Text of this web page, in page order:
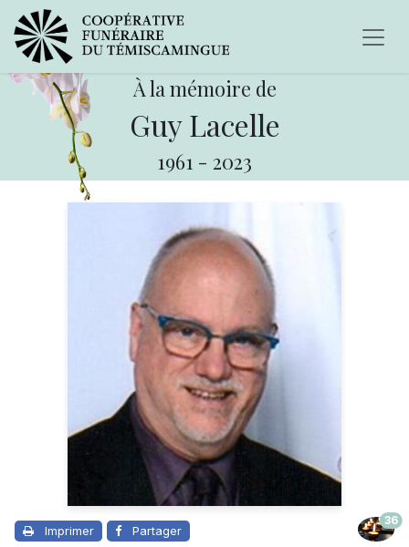
À la mémoire de
Guy Lacelle
1961 - 2023
Imprimer Partager
36